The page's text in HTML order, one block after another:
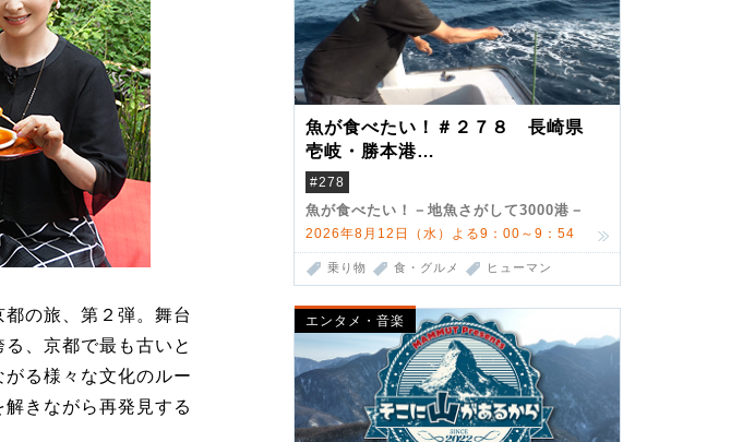
魚が食べたい！＃２７８ 長崎県
壱岐・勝本港
（クロマグロ）
#278
魚が食べたい！－地魚さがして3000港－
2026年8月12日（水）よる9：00～9：54
乗り物 食・グルメ ヒューマン
エンタメ・音楽
の旅、第２弾。舞台
、京都で最も古いと
る様々な文化のルー
きながら再発見する